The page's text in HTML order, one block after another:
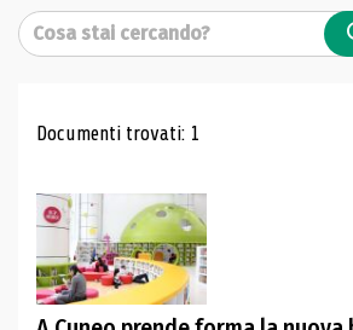
Cerca
Risultati di ricerca
Documenti trovati: 1